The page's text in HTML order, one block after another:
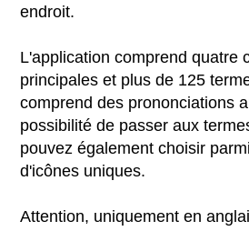
endroit.
L'application comprend quatre
principales et plus de 125
comprend des prononciations
possibilité de passer aux
pouvez également choisir
d'icônes uniques.
Attention, uniquement en